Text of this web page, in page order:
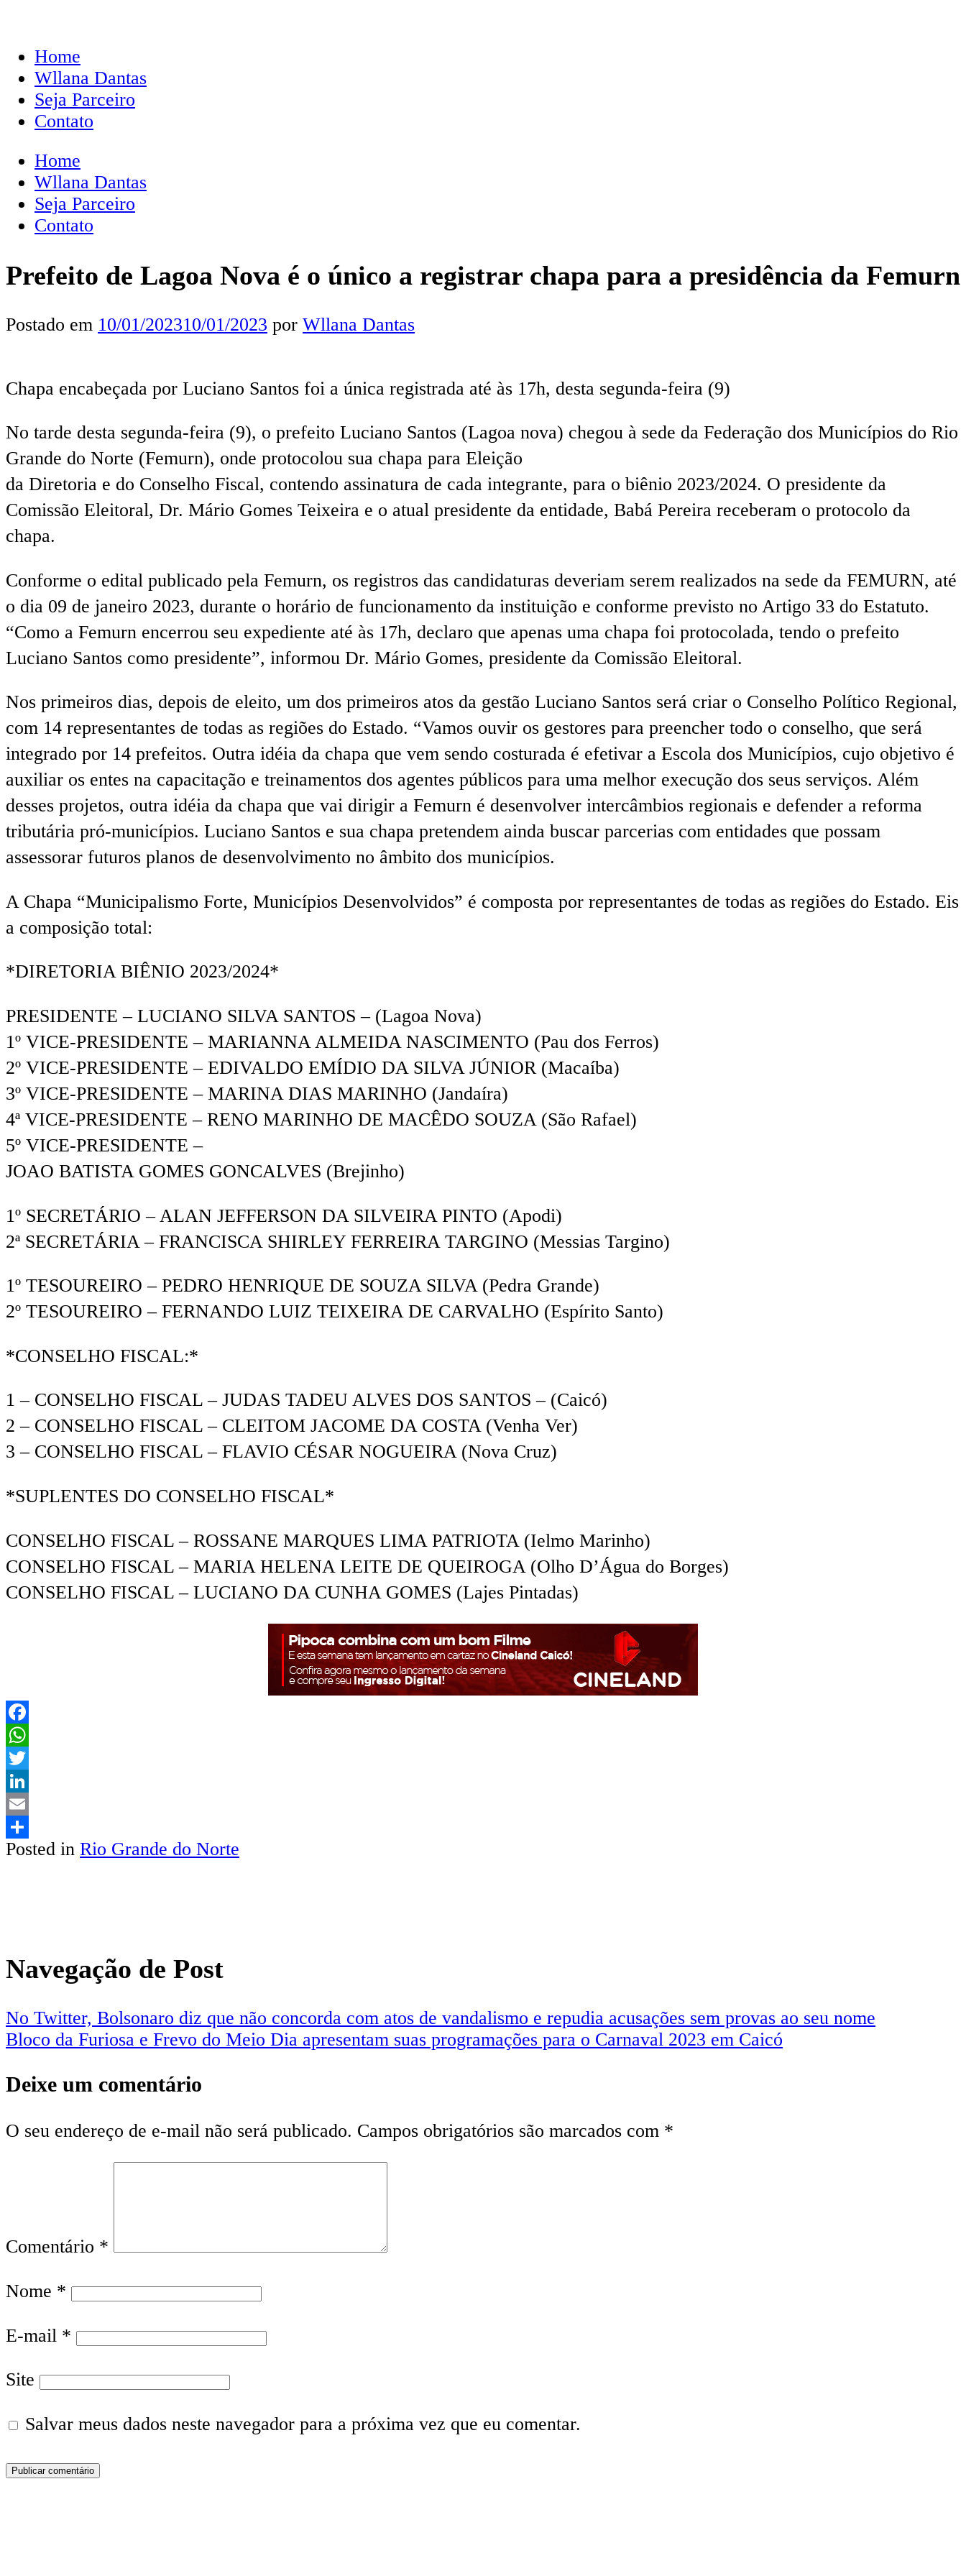
Home
Wllana Dantas
Seja Parceiro
Contato
Home
Wllana Dantas
Seja Parceiro
Contato
Prefeito de Lagoa Nova é o único a registrar chapa para a presidência da Femurn
Postado em 10/01/202310/01/2023 por Wllana Dantas
Chapa encabeçada por Luciano Santos foi a única registrada até às 17h, desta segunda-feira (9)
No tarde desta segunda-feira (9), o prefeito Luciano Santos (Lagoa nova) chegou à sede da Federação dos Municípios do Rio
Grande do Norte (Femurn), onde protocolou sua chapa para Eleição
da Diretoria e do Conselho Fiscal, contendo assinatura de cada integrante, para o biênio 2023/2024. O presidente da
Comissão Eleitoral, Dr. Mário Gomes Teixeira e o atual presidente da entidade, Babá Pereira receberam o protocolo da
chapa.
Conforme o edital publicado pela Femurn, os registros das candidaturas deveriam serem realizados na sede da FEMURN, até
o dia 09 de janeiro 2023, durante o horário de funcionamento da instituição e conforme previsto no Artigo 33 do Estatuto.
“Como a Femurn encerrou seu expediente até às 17h, declaro que apenas uma chapa foi protocolada, tendo o prefeito
Luciano Santos como presidente”, informou Dr. Mário Gomes, presidente da Comissão Eleitoral.
Nos primeiros dias, depois de eleito, um dos primeiros atos da gestão Luciano Santos será criar o Conselho Político Regional,
com 14 representantes de todas as regiões do Estado. “Vamos ouvir os gestores para preencher todo o conselho, que será
integrado por 14 prefeitos. Outra idéia da chapa que vem sendo costurada é efetivar a Escola dos Municípios, cujo objetivo é
auxiliar os entes na capacitação e treinamentos dos agentes públicos para uma melhor execução dos seus serviços. Além
desses projetos, outra idéia da chapa que vai dirigir a Femurn é desenvolver intercâmbios regionais e defender a reforma
tributária pró-municípios. Luciano Santos e sua chapa pretendem ainda buscar parcerias com entidades que possam
assessorar futuros planos de desenvolvimento no âmbito dos municípios.
A Chapa “Municipalismo Forte, Municípios Desenvolvidos” é composta por representantes de todas as regiões do Estado. Eis
a composição total:
*DIRETORIA BIÊNIO 2023/2024*
PRESIDENTE – LUCIANO SILVA SANTOS – (Lagoa Nova)
1º VICE-PRESIDENTE – MARIANNA ALMEIDA NASCIMENTO (Pau dos Ferros)
2º VICE-PRESIDENTE – EDIVALDO EMÍDIO DA SILVA JÚNIOR (Macaíba)
3º VICE-PRESIDENTE – MARINA DIAS MARINHO (Jandaíra)
4ª VICE-PRESIDENTE – RENO MARINHO DE MACÊDO SOUZA (São Rafael)
5º VICE-PRESIDENTE –
JOAO BATISTA GOMES GONCALVES (Brejinho)
1º SECRETÁRIO – ALAN JEFFERSON DA SILVEIRA PINTO (Apodi)
2ª SECRETÁRIA – FRANCISCA SHIRLEY FERREIRA TARGINO (Messias Targino)
1º TESOUREIRO – PEDRO HENRIQUE DE SOUZA SILVA (Pedra Grande)
2º TESOUREIRO – FERNANDO LUIZ TEIXEIRA DE CARVALHO (Espírito Santo)
*CONSELHO FISCAL:*
1 – CONSELHO FISCAL – JUDAS TADEU ALVES DOS SANTOS – (Caicó)
2 – CONSELHO FISCAL – CLEITOM JACOME DA COSTA (Venha Ver)
3 – CONSELHO FISCAL – FLAVIO CÉSAR NOGUEIRA (Nova Cruz)
*SUPLENTES DO CONSELHO FISCAL*
CONSELHO FISCAL – ROSSANE MARQUES LIMA PATRIOTA (Ielmo Marinho)
CONSELHO FISCAL – MARIA HELENA LEITE DE QUEIROGA (Olho D’Água do Borges)
CONSELHO FISCAL – LUCIANO DA CUNHA GOMES (Lajes Pintadas)
Facebook
WhatsApp
Twitter
LinkedIn
Email
Share
Posted in Rio Grande do Norte
Navegação de Post
No Twitter, Bolsonaro diz que não concorda com atos de vandalismo e repudia acusações sem provas ao seu nome
Bloco da Furiosa e Frevo do Meio Dia apresentam suas programações para o Carnaval 2023 em Caicó
Deixe um comentário
O seu endereço de e-mail não será publicado. Campos obrigatórios são marcados com *
Comentário *
Nome *
E-mail *
Site
Salvar meus dados neste navegador para a próxima vez que eu comentar.